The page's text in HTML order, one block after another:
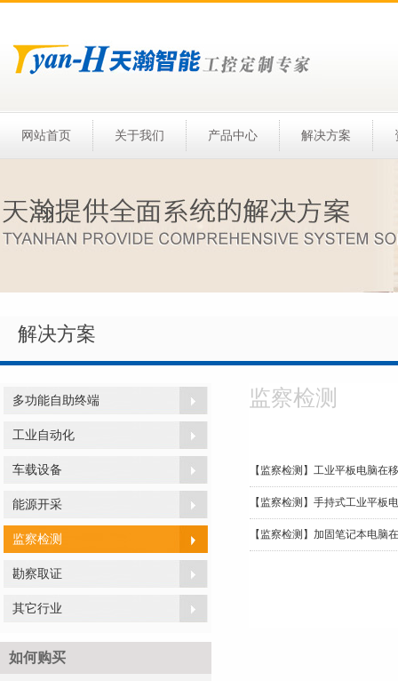
网站首页 关于我们 产品中心 解决方案
解决方案
多功能自助终端
工业自动化
车载设备
能源开采
监察检测
勘察取证
其它行业
如何购买
监察检测
【监察检测】工业平板电脑在
【监察检测】手持式工业平板
【监察检测】加固笔记本电脑